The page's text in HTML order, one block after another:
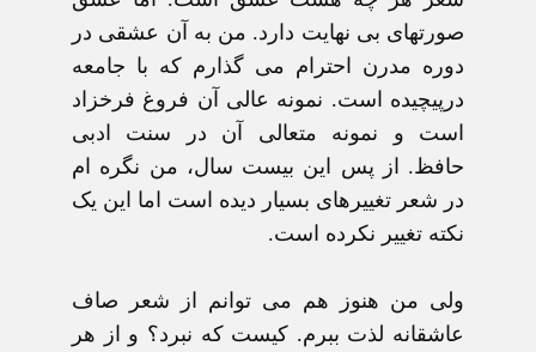
صورتهای بی نهايت دارد. من به آن عشقی در
دوره مدرن احترام می گذارم که با جامعه
درپيچيده است. نمونه عالی آن فروغ فرخزاد
است و نمونه متعالی آن در سنت ادبی
حافظ. از پس اين بيست سال، من نگره ام
در شعر تغييرهای بسيار ديده است اما اين يک
نکته تغيير نکرده است.
ولی من هنوز هم می توانم از شعر صاف
عاشقانه لذت ببرم. کيست که نبرد؟ و از هر